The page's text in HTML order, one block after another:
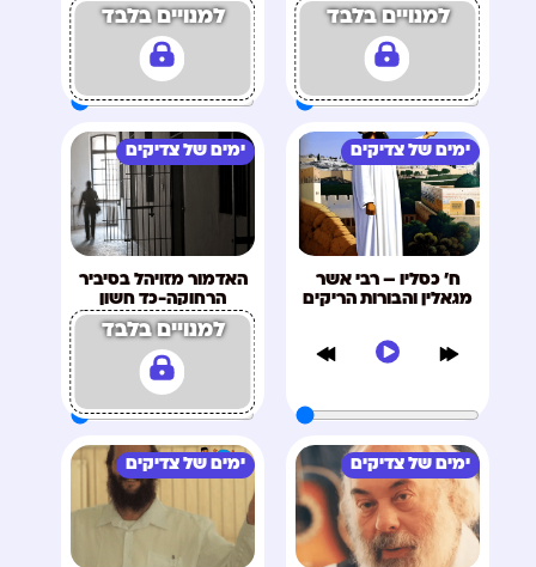
למנויים בלבד למנויים בלבד
ימים של צדיקים
ח' כסליו – רבי אשר
מגאלין והבורות הריקים
ימים של צדיקים
האדמור מזויהל בסיביר
הרחוקה-כד חשון
למנויים בלבד
ימים של צדיקים ימים של צדיקים